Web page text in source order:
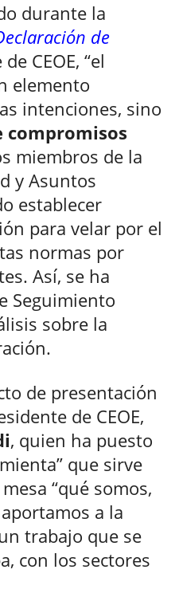
durante la
de
CEOE, “el
elemento
intenciones, sino
compromisos
miembros de la
y Asuntos
establecer
para velar por el
normas por
Así, se ha
Seguimiento
sobre la
de presentación
de CEOE,
, quien ha puesto
que sirve
“qué somos,
a la
trabajo que se
con los sectores